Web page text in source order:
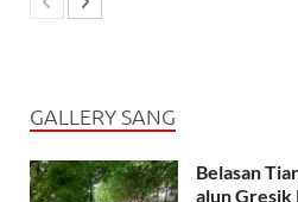
GALLERY SANG
Belasan
alun Gresik